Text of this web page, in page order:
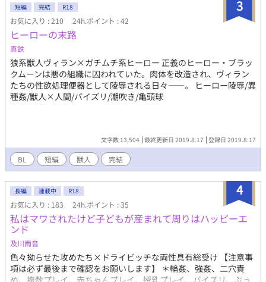
3
短編 完結 R18
お気に入り : 210 24h.ポイント : 42
ヒーローの末路
真鉄
狼系獣人ヴィラン×ガチムチ系ヒーロー 正義のヒーロー・ブラッ
クムーンは悪の組織に囚われていた。肉体を改造され、ヴィラン
たちの性欲処理便器として陵辱される日々――。 ヒーロー陵辱/異
種姦/獣人×人間/パイズリ/潮吹き/亀頭球
文字数 13,504 最終更新日 2019.8.17 登録日 2019.8.17
BL 短編 獣人 完結
4
長編 連載中 R18
お気に入り : 183 24h.ポイント : 35
私はマワされたけど子どもが産まれて周りはハッピーエ
ンド
及川雨音
色々拗らせた攻めたち×ドライビッチな両性具有総受け 【注意事
項は必ず最後まで確認をお願いします】 ＊輪姦、強姦、二穴責
め、複数プレイ、赤ちゃんプレイ、授乳プレイ、パイズリ、ぶっ